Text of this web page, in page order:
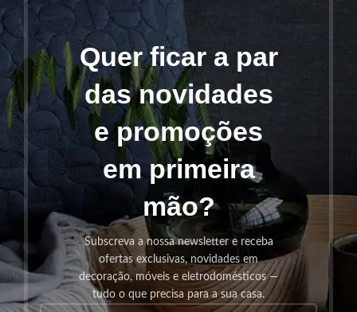
Quer ficar a par
das novidades
e promoções
em primeira
mão?
Subscreva a nossa newsletter e receba
ofertas exclusivas, novidades em
decoração, móveis e eletrodomésticos —
tudo o que precisa para a sua casa.